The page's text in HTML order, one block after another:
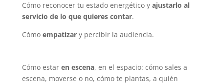
Cómo reconocer tu estado energético y ajustarlo al
servicio de lo que quieres contar.
Cómo empatizary percibir la audiencia.
Cómo estar en escena, en el espacio: cómo sales a
escena, moverse o no, cómo te plantas, a quién